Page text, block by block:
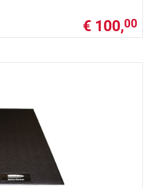
€ 100,00